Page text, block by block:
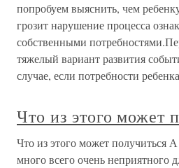
попробуем выяснить, чем
грозит нарушение процесса
собственными
тяжелый вариант развития
случае, если потребности ребенка
Что из этого может
Что из этого может получиться
много всего очень неприятного